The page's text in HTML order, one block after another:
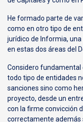
He formado parte de
como en otro tipo de
jurídico de Informia,
en estas dos áreas del
Considero fundamental
todo tipo de entidades
sanciones sino como
proyecto, desde un
con la firme convicción
correctamente además